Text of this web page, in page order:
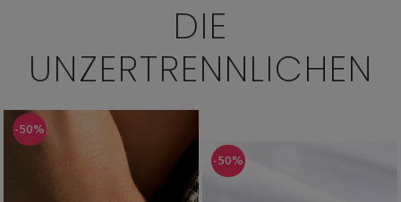
DIE
UNZERTRENNLICHEN
-50%
-50%